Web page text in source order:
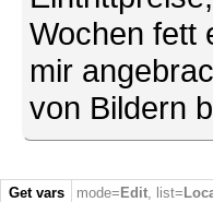
Wochen fett
mir
von Bildern
Get vars mode= Edit, list=